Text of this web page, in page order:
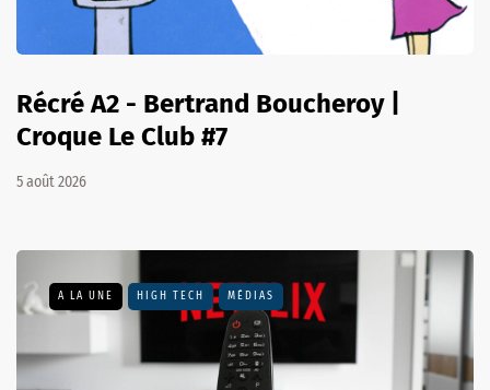
Récré A2 - Bertrand Boucheroy |
Croque Le Club #7
5 août 2026
A LA UNE HIGH TECH MÉDIAS